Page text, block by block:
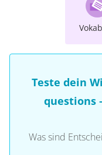
Teste dein
questions
Was sind